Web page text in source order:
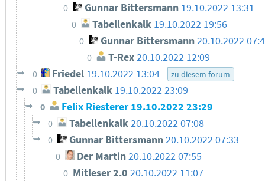
0 Gunnar Bittersmann 19.10.2022 13:31
0 Tabellenkalk 19.10.2022 19:56
0 Gunnar Bittersmann 20.10.2022
0 T-Rex20.10.2022 12:09
0 Friedel 19.10.2022 13:04 zu diesem forum
0 Tabellenkalk 19.10.2022 23:09
0 Felix Riesterer 19.10.2022 23:29
0 Tabellenkalk20.10.2022 07:08
0 Gunnar Bittersmann20.10.2022 07:33
0 Der Martin20.10.2022 07:55
0 Mitleser 2.020.10.2022 11:07